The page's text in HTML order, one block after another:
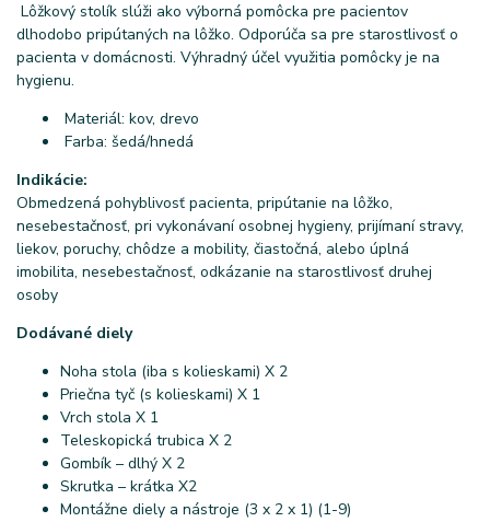
Lôžkový stolík slúži ako výborná pomôcka pre pacientov
dlhodobo pripútaných na lôžko. Odporúča sa pre starostlivosť o
pacienta v domácnosti. Výhradný účel využitia pomôcky je na
hygienu.
Materiál: kov, drevo
Farba: šedá/hnedá
Indikácie:
Obmedzená pohyblivosť pacienta, pripútanie na lôžko,
nesebestačnosť, pri vykonávaní osobnej hygieny, prijímaní stravy,
liekov, poruchy, chôdze a mobility, čiastočná, alebo úplná
imobilita, nesebestačnosť, odkázanie na starostlivosť druhej
osoby
Dodávané diely
Noha stola (iba s kolieskami) X 2
Priečna tyč (s kolieskami) X 1
Vrch stola X 1
Teleskopická trubica X 2
Gombík – dlhý X 2
Skrutka – krátka X2
Montážne diely a nástroje (3 x 2 x 1) (1-9)